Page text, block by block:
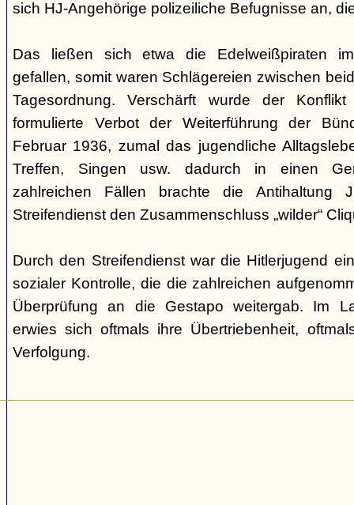
sich HJ-Angehörige polizeiliche Befugnisse an,
Das ließen sich etwa die Edelweißpiraten
gefallen, somit waren Schlägereien zwischen
Tagesordnung. Verschärft wurde der
formulierte Verbot der Weiterführung der
Februar 1936, zumal das jugendliche
Treffen, Singen usw. dadurch in einen
zahlreichen Fällen brachte die Antihaltung
Streifendienst den Zusammenschluss „wilder“
Durch den Streifendienst war die Hitlerjugend
sozialer Kontrolle, die die zahlreichen
Überprüfung an die Gestapo weitergab. Im
erwies sich oftmals ihre Übertriebenheit,
Verfolgung.